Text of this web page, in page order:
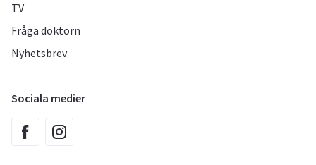
TV
Fråga doktorn
Nyhetsbrev
Sociala medier